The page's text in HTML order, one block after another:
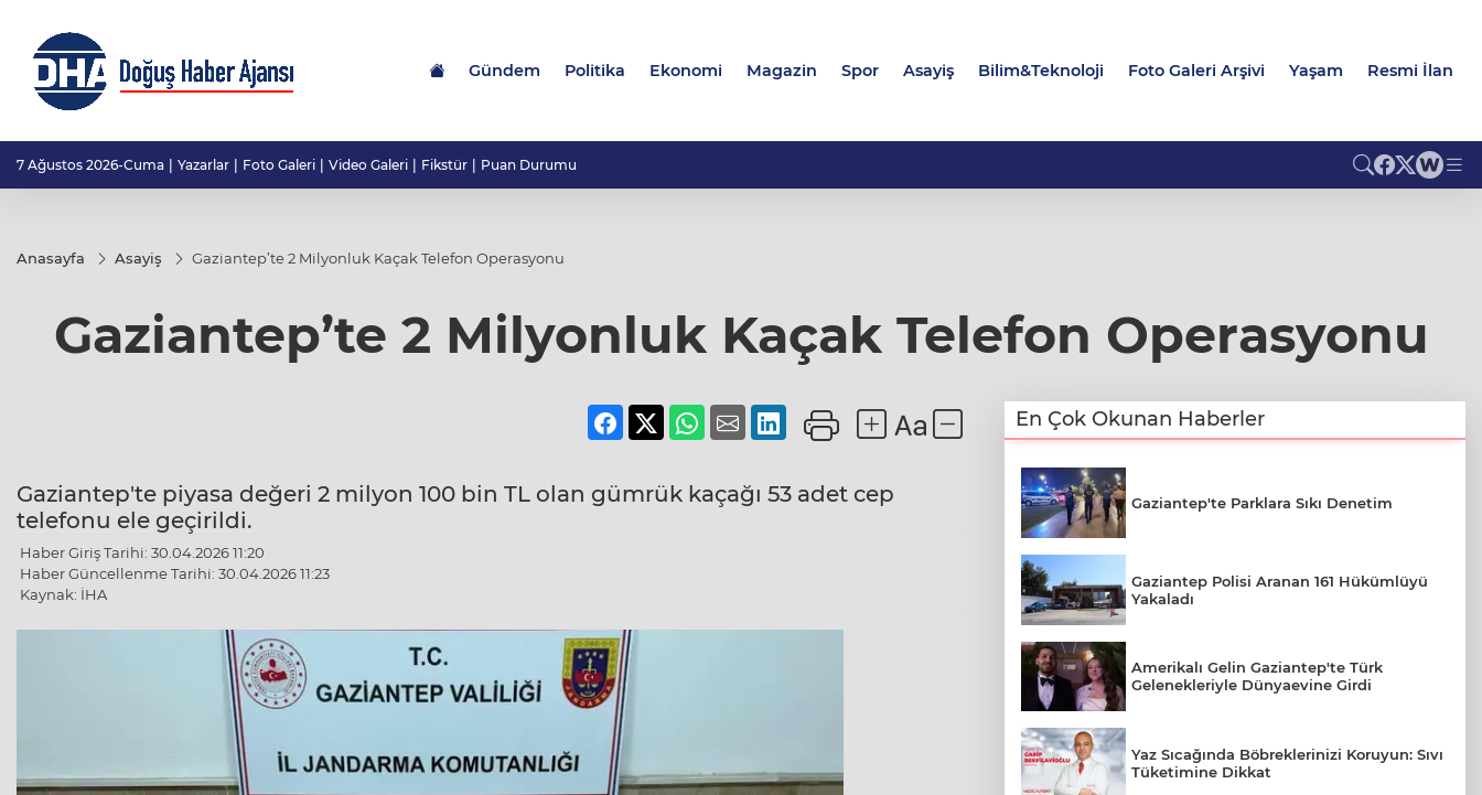
Gündem Politika Ekonomi Magazin Spor Asayiş Bilim&Teknoloji Foto Galeri Arşivi Yaşam Resmi İlan
7 Ağustos 2026-Cuma Yazarlar Foto Galeri Video Galeri Fikstür Puan Durumu
Anasayfa Asayiş Gaziantep’te 2 Milyonluk Kaçak Telefon Operasyonu
Gaziantep’te 2 Milyonluk Kaçak Telefon Operasyonu
Gaziantep'te piyasa değeri 2 milyon 100 bin TL olan gümrük kaçağı 53 adet cep
telefonu ele geçirildi.
Haber Giriş Tarihi: 30.04.2026 11:20
Haber Güncellenme Tarihi: 30.04.2026 11:23
Kaynak: İHA
En Çok Okunan Haberler
Gaziantep'te Parklara Sıkı Denetim
Gaziantep Polisi Aranan 161 Hükümlüyü
Yakaladı
Amerikalı Gelin Gaziantep'te Türk
Gelenekleriyle Dünyaevine Girdi
Yaz Sıcağında Böbreklerinizi Koruyun: Sıvı
Tüketimine Dikkat